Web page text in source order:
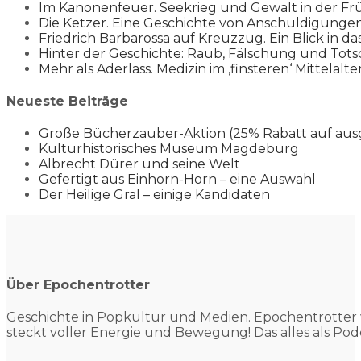
Im Kanonenfeuer. Seekrieg und Gewalt in der
Die Ketzer. Eine Geschichte von
Friedrich Barbarossa auf Kreuzzug. Ein Blick in
Hinter der Geschichte: Raub, Fälschung und
Mehr als Aderlass. Medizin im ‚finsteren‘
Neueste Beiträge
Große Bücherzauber-Aktion (25% Rabatt auf
Kulturhistorisches Museum Magdeburg
Albrecht Dürer und seine Welt
Gefertigt aus Einhorn-Horn – eine Auswahl
Der Heilige Gral – einige Kandidaten
Über Epochentrotter
Geschichte in Popkultur und Medien. Epochentrotter
steckt voller Energie und Bewegung! Das alles als